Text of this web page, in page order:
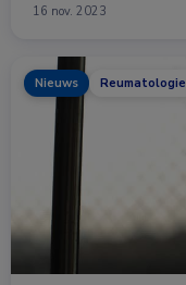
16 nov. 2023
Nieuws Reumatologie